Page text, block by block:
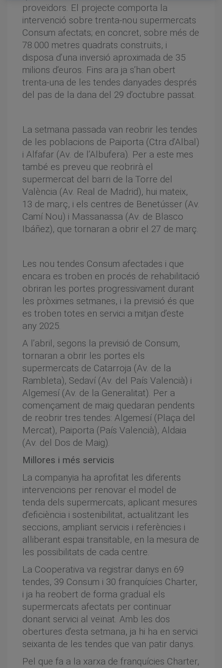
proveïdors. El projecte comporta la
intervenció sobre trenta-nou supermercats
Consum afectats; en concret, sobre més de
78.000 metres quadrats construïts, i
disposa d’una inversió aproximada de 35
milions d’euros. Fins ara ja s’han obert
trenta-una de les tendes danyades després
del pas de la dana del 29 d’octubre passat.
La setmana passada van reobrir les tendes
de les poblacions de Paiporta (Ctra d’Albal)
i Alfafar (Av. de l’Albufera). Per a este mes
també es preveu que reobrirà el
supermercat del barri de la Torre del
València (Av. Real de Madrid), hui mateix,
13 de març, i els centres de Benetússer (Av.
Camí Nou) i Massanassa (Av. de Blasco
Ibáñez), que tornaran a obrir el 27 de març.
Les nou tendes Consum afectades i que
encara es troben en procés de rehabilitació
obriran les portes progressivament durant
les pròximes setmanes, i la previsió és que
es troben totes en servici a mitjan d’este
any 2025.
A l’abril, segons la previsió de Consum,
tornaran a obrir les portes els
supermercats de Catarroja (Av. de la
Rambleta), Sedaví (Av. del País Valencià) i
Algemesí (Av. de la Generalitat). Per a
començament de maig quedaran pendents
de reobrir tres tendes: Algemesí (Plaça del
Mercat), Paiporta (País Valencià), Aldaia
(Av. del Dos de Maig).
Millores i més servicis
La companyia ha aprofitat les diferents
intervencions per renovar el model de
tenda dels supermercats, aplicant mesures
d’eficiència i sostenibilitat, actualitzant les
seccions, ampliant servicis i referències i
alliberant espai transitable, en la mesura de
les possibilitats de cada centre.
La Cooperativa va registrar danys en 69
tendes, 39 Consum i 30 franquícies Charter,
i ja ha reobert de forma gradual els
supermercats afectats per continuar
donant servici al veïnat. Amb les dos
obertures d’esta setmana, ja hi ha en servici
seixanta de les tendes que van patir danys.
Pel que fa a la xarxa de franquícies Charter,